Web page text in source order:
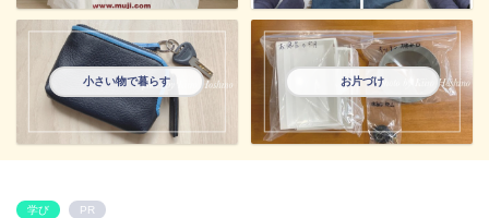
小さい物で暮らす お片づけ
学び PR